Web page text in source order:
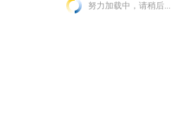
努力加载中，请稍后...